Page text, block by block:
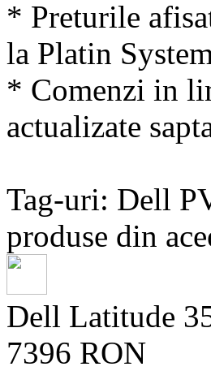
* Preturile
la Platin
* Comenzi in
actualizate
Tag-uri: Dell
produse din
Dell Latitude
7396 RON